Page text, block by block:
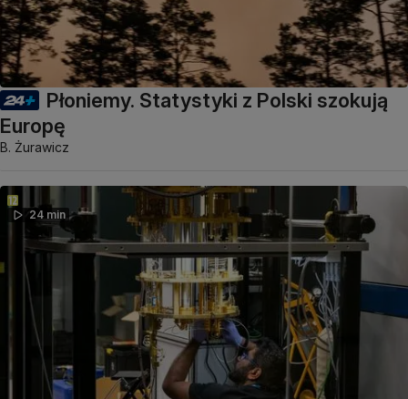
Płoniemy. Statystyki z Polski szokują
Europę
B. Żurawicz
24 min